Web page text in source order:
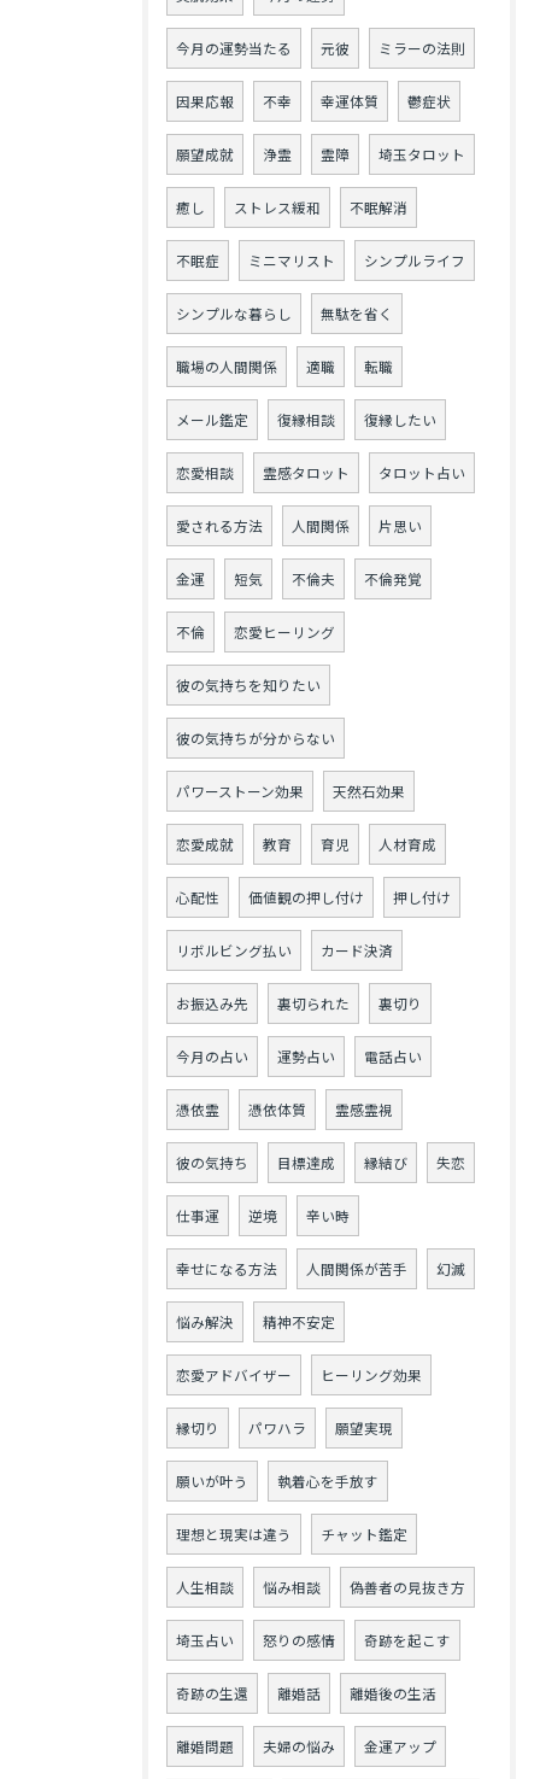
今月の運勢当たる 元彼 ミラーの法則
因果応報 不幸 幸運体質 鬱症状
願望成就 浄霊 霊障 埼玉タロット
癒し ストレス緩和 不眠解消
不眠症 ミニマリスト シンプルライフ
シンプルな暮らし 無駄を省く
職場の人間関係 適職 転職
メール鑑定 復縁相談 復縁したい
恋愛相談 霊感タロット タロット占い
愛される方法 人間関係 片思い
金運 短気 不倫夫 不倫発覚
不倫 恋愛ヒーリング
彼の気持ちを知りたい
彼の気持ちが分からない
パワーストーン効果 天然石効果
恋愛成就 教育 育児 人材育成
心配性 価値観の押し付け 押し付け
リボルビング払い カード決済
お振込み先 裏切られた 裏切り
今月の占い 運勢占い 電話占い
憑依霊 憑依体質 霊感霊視
彼の気持ち 目標達成 縁結び 失恋
仕事運 逆境 辛い時
幸せになる方法 人間関係が苦手 幻滅
悩み解決 精神不安定
恋愛アドバイザー ヒーリング効果
縁切り パワハラ 願望実現
願いが叶う 執着心を手放す
理想と現実は違う チャット鑑定
人生相談 悩み相談 偽善者の見抜き方
埼玉占い 怒りの感情 奇跡を起こす
奇跡の生還 離婚話 離婚後の生活
離婚問題 夫婦の悩み 金運アップ